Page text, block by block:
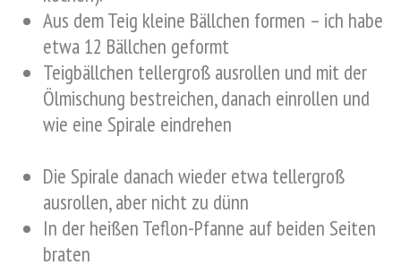
Aus dem Teig kleine Bällchen formen – ich habe
etwa 12 Bällchen geformt
Teigbällchen tellergroß ausrollen und mit der
Ölmischung bestreichen, danach einrollen und
wie eine Spirale eindrehen
Die Spirale danach wieder etwa tellergroß
ausrollen, aber nicht zu dünn
In der heißen Teflon-Pfanne auf beiden Seiten
braten